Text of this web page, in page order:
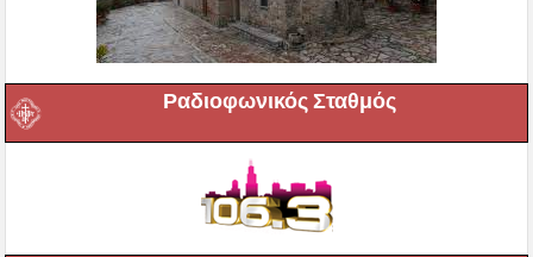
Ραδιοφωνικός Σταθμός